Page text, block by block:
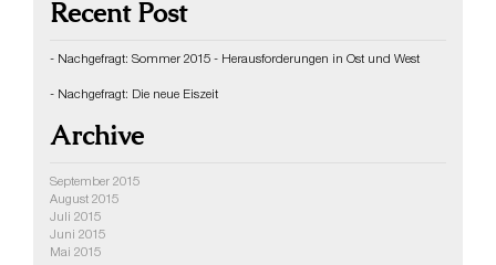
Recent Post
- Nachgefragt: Sommer 2015 - Herausforderungen in Ost und West
- Nachgefragt: Die neue Eiszeit
Archive
September 2015
August 2015
Juli 2015
Juni 2015
Mai 2015